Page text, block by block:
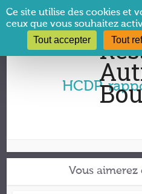
Vous êtes ici :CRA Bourgogne
HCDP-
Vous aimerez
Panneau de gestion des cookies
Ce site utilise des cookies et
ceux que vous souhaitez
Tout accepter Tout